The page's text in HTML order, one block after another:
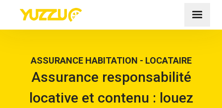
ASSURANCE HABITATION - LOCATAIRE
Assurance responsabilité
locative et contenu : louez